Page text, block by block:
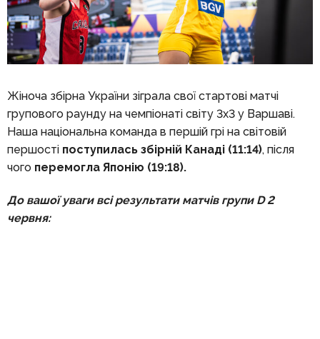
Жіноча збірна України зіграла свої стартові матчі
групового раунду на чемпіонаті світу 3х3 у Варшаві.
Наша національна команда в першій грі на світовій
першості поступилась збірній Канаді (11:14), після
чого перемогла Японію (19:18).
До вашої уваги всі результати матчів групи D 2
червня: